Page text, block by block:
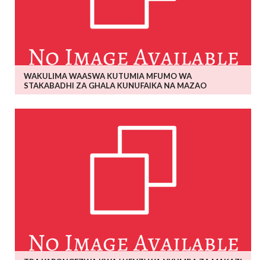
WAKULIMA WAASWA KUTUMIA MFUMO WA
STAKABADHI ZA GHALA KUNUFAIKA NA MAZAO